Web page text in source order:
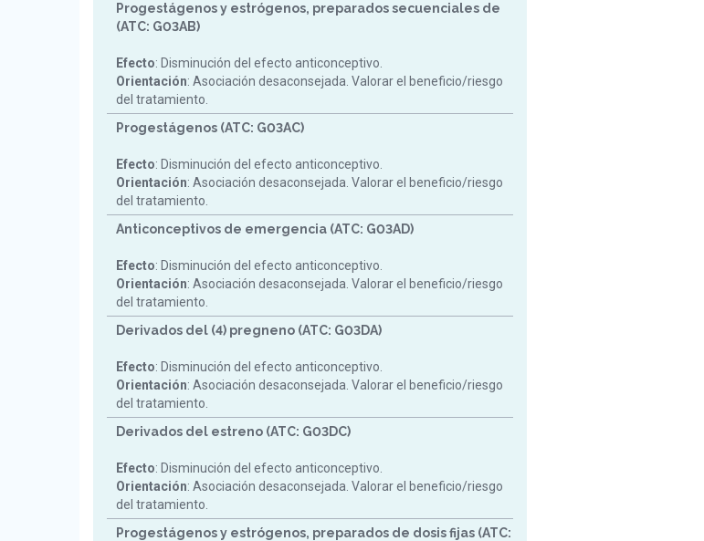
Progestágenos y estrógenos, preparados secuenciales de
(ATC: G03AB)
Efecto: Disminución del efecto anticonceptivo.
Orientación: Asociación desaconsejada. Valorar el beneficio/riesgo
del tratamiento.
Progestágenos (ATC: G03AC)
Efecto: Disminución del efecto anticonceptivo.
Orientación: Asociación desaconsejada. Valorar el beneficio/riesgo
del tratamiento.
Anticonceptivos de emergencia (ATC: G03AD)
Efecto: Disminución del efecto anticonceptivo.
Orientación: Asociación desaconsejada. Valorar el beneficio/riesgo
del tratamiento.
Derivados del (4) pregneno (ATC: G03DA)
Efecto: Disminución del efecto anticonceptivo.
Orientación: Asociación desaconsejada. Valorar el beneficio/riesgo
del tratamiento.
Derivados del estreno (ATC: G03DC)
Efecto: Disminución del efecto anticonceptivo.
Orientación: Asociación desaconsejada. Valorar el beneficio/riesgo
del tratamiento.
Progestágenos y estrógenos, preparados de dosis fijas (ATC: